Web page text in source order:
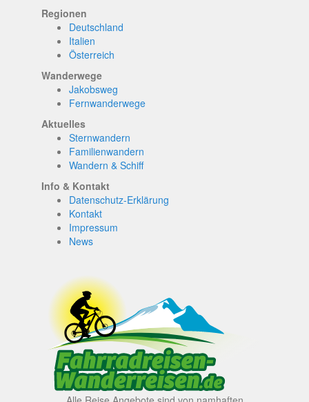
Regionen
Deutschland
Italien
Österreich
Wanderwege
Jakobsweg
Fernwanderwege
Aktuelles
Sternwandern
Familienwandern
Wandern & Schiff
Info & Kontakt
Datenschutz-Erklärung
Kontakt
Impressum
News